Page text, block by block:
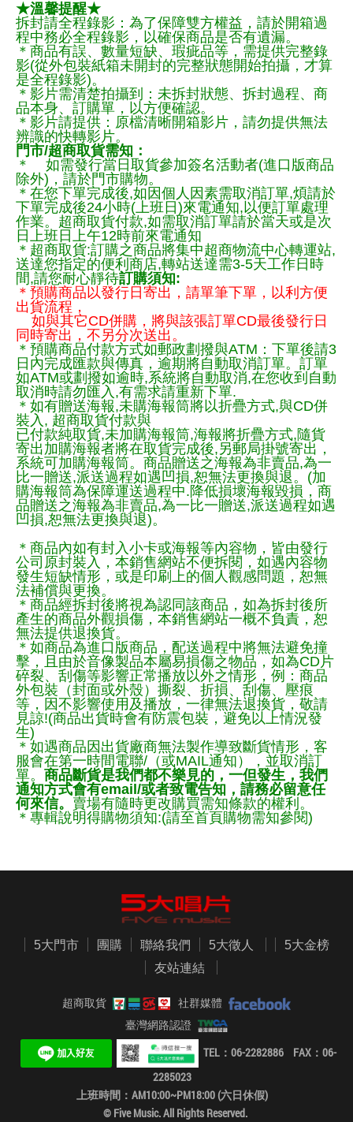
★溫馨提醒★
拆封請全程錄影：為了保障雙方權益，請於開箱過
程中務必全程錄影，以確保商品是否有遺漏。
＊商品有誤、數量短缺、瑕疵品等，需提供完整錄
影(從外包裝紙箱未開封的完整狀態開始拍攝，才算
是全程錄影)。
＊影片需清楚拍攝到：未拆封狀態、拆封過程、商
品本身、訂購單，以方便確認。
＊影片請提供：原檔清晰開箱影片，請勿提供無法
辨識的快轉影片。
門市/超商取貨需知：
＊ 如需發行當日取貨參加簽名活動者(進口版商品
除外)，請於門市購物。
＊在您下單完成後,如因個人因素需取消訂單,煩請於
下單完成後24小時(上班日)來電通知,以便訂單處理
作業。超商取貨付款,如需取消訂單請於當天或是次
日上班日上午12時前來電通知
＊超商取貨:訂購之商品將集中超商物流中心轉運站,
送達您指定的便利商店,轉站送達需3-5天工作日時
間,請您耐心靜待訂購須知:
＊預購商品以發行日寄出，請單筆下單，以利方便
出貨流程，
如與其它CD併購，將與該張訂單CD最後發行日
同時寄出，不另分次送出。
＊預購商品付款方式如郵政劃撥與ATM：下單後請3
日內完成匯款與傳真，逾期將自動取消訂單。訂單
如ATM或劃撥如逾時,系統將自動取消,在您收到自動
取消時請勿匯入,有需求請重新下單.
＊如有贈送海報,未購海報筒將以折疊方式,與CD併
裝入, 超商取貨付款與
已付款純取貨,未加購海報筒,海報將折疊方式,隨貨
寄出加購海報者將在取貨完成後,另郵局掛號寄出，
系統可加購海報筒。商品贈送之海報為非賣品,為一
比一贈送,派送過程如遇凹損,恕無法更換與退。(加
購海報筒為保障運送過程中.降低損壞海報毀損，商
品贈送之海報為非賣品,為一比一贈送,派送過程如遇
凹損,恕無法更換與退)。
＊商品內如有封入小卡或海報等內容物，皆由發行
公司原封裝入，本銷售網站不便拆閱，如遇內容物
發生短缺情形，或是印刷上的個人觀感問題，恕無
法補償與更換。
＊商品經拆封後將視為認同該商品，如為拆封後所
產生的商品外觀損傷，本銷售網站一概不負責，恕
無法提供退換貨。
＊如商品為進口版商品，配送過程中將無法避免撞
擊，且由於音像製品本屬易損傷之物品，如為CD片
碎裂、刮傷等影響正常播放以外之情形，例：商品
外包裝（封面或外殼）撕裂、折損、刮傷、壓痕
等，因不影響使用及播放，一律無法退換貨，敬請
見諒!(商品出貨時會有防震包裝，避免以上情況發
生)
＊如遇商品因出貨廠商無法製作導致斷貨情形，客
服會在第一時間電聯/（或MAIL通知），並取消訂
單。 商品斷貨是我們都不樂見的，一但發生，我們
通知方式會有email/或者致電告知，請務必留意任
何來信。 賣場有隨時更改購買需知條款的權利。
＊專輯說明得購物須知:(請至首頁購物需知參閱)
5大門市 團購 聯絡我們 5大徵人
5大金榜
友站連結
超商取貨
社群媒體
臺灣網路認證
TEL：06-2282886 FAX：06-
2285023
上班時間：AM10:00~PM18:00 (六日休假)
© Five Music. All Rights Reserved.